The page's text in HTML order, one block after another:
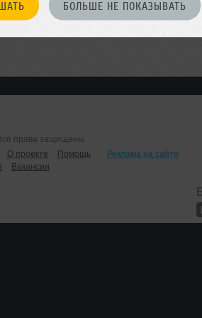
БОЛЬШЕ НЕ ПОКАЗЫВАТЬ
права защищены.
О проекте Помощь
Реклама на сайте
Вакансии